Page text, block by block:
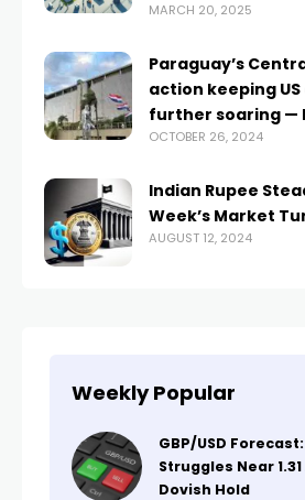
MARCH 20, 2025
Paraguay’s
action keeping
further soaring —
OCTOBER 26, 2024
Indian Rupee
Week’s Market
AUGUST 12, 2024
Weekly Popular
GBP/USD
Struggles Near 1.31
Dovish Hold